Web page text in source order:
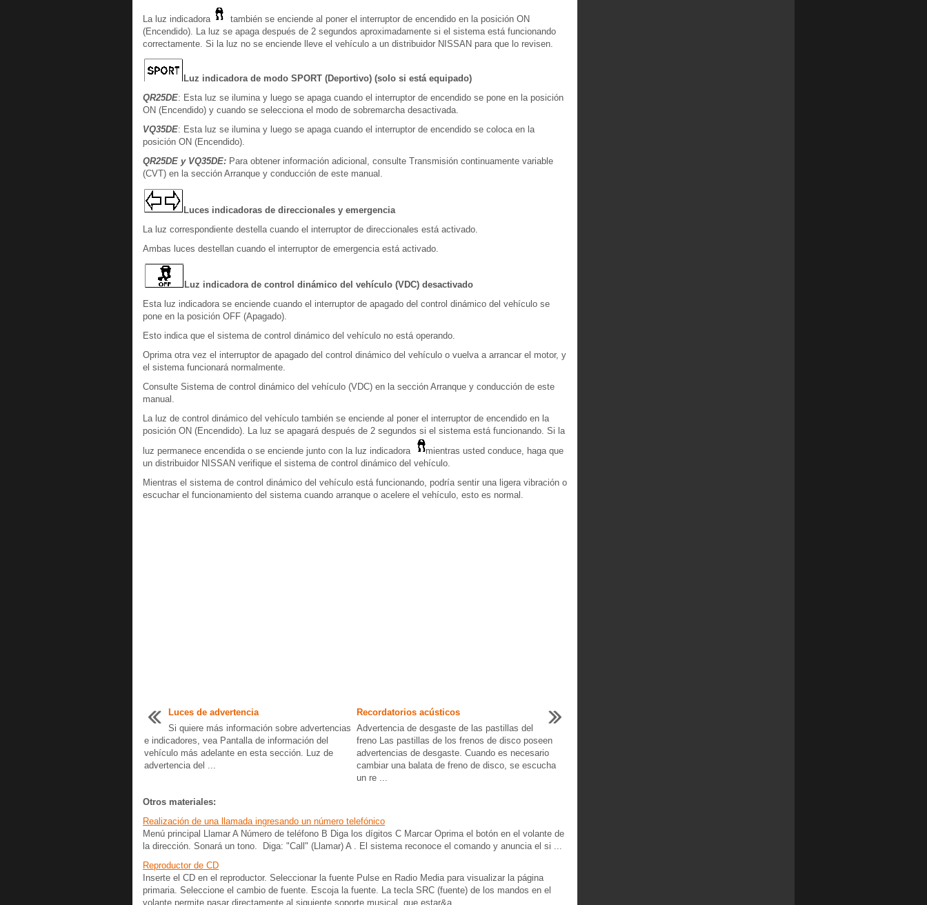
La luz indicadora
también se enciende al poner el interruptor de encendido en la posición ON
(Encendido). La luz se apaga después de 2 segundos aproximadamente si el sistema está funcionando
correctamente. Si la luz no se enciende lleve el vehículo a un distribuidor NISSAN para que lo revisen.
Luz indicadora de modo SPORT (Deportivo) (solo si está equipado)
QR25DE: Esta luz se ilumina y luego se apaga cuando el interruptor de encendido se pone en la posición
ON (Encendido) y cuando se selecciona el modo de sobremarcha desactivada.
VQ35DE: Esta luz se ilumina y luego se apaga cuando el interruptor de encendido se coloca en la
posición ON (Encendido).
QR25DE y VQ35DE: Para obtener información adicional, consulte Transmisión continuamente variable
(CVT) en la sección Arranque y conducción de este manual.
Luces indicadoras de direccionales y emergencia
La luz correspondiente destella cuando el interruptor de direccionales está activado.
Ambas luces destellan cuando el interruptor de emergencia está activado.
Luz indicadora de control dinámico del vehículo (VDC) desactivado
Esta luz indicadora se enciende cuando el interruptor de apagado del control dinámico del vehículo se
pone en la posición OFF (Apagado).
Esto indica que el sistema de control dinámico del vehículo no está operando.
Oprima otra vez el interruptor de apagado del control dinámico del vehículo o vuelva a arrancar el motor, y
el sistema funcionará normalmente.
Consulte Sistema de control dinámico del vehículo (VDC) en la sección Arranque y conducción de este
manual.
La luz de control dinámico del vehículo también se enciende al poner el interruptor de encendido en la
posición ON (Encendido). La luz se apagará después de 2 segundos si el sistema está funcionando. Si la
luz permanece encendida o se enciende junto con la luz indicadora
mientras usted conduce, haga que
un distribuidor NISSAN verifique el sistema de control dinámico del vehículo.
Mientras el sistema de control dinámico del vehículo está funcionando, podría sentir una ligera vibración o
escuchar el funcionamiento del sistema cuando arranque o acelere el vehículo, esto es normal.
Luces de advertencia
Si quiere más información sobre advertencias
e indicadores, vea Pantalla de información del
vehículo más adelante en esta sección. Luz de
advertencia del ...
Recordatorios acústicos
Advertencia de desgaste de las pastillas del
freno Las pastillas de los frenos de disco poseen
advertencias de desgaste. Cuando es necesario
cambiar una balata de freno de disco, se escucha
un re ...
Otros materiales:
Realización de una llamada ingresando un número telefónico
Menú principal Llamar A Número de teléfono B Diga los dígitos C Marcar Oprima el botón en el volante de
la dirección. Sonará un tono. Diga: "Call" (Llamar) A . El sistema reconoce el comando y anuncia el si ...
Reproductor de CD
Inserte el CD en el reproductor. Seleccionar la fuente Pulse en Radio Media para visualizar la página
primaria. Seleccione el cambio de fuente. Escoja la fuente. La tecla SRC (fuente) de los mandos en el
volante permite pasar directamente al siguiente soporte musical, que estar&a ...